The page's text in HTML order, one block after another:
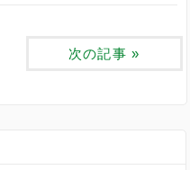
次の記事 »